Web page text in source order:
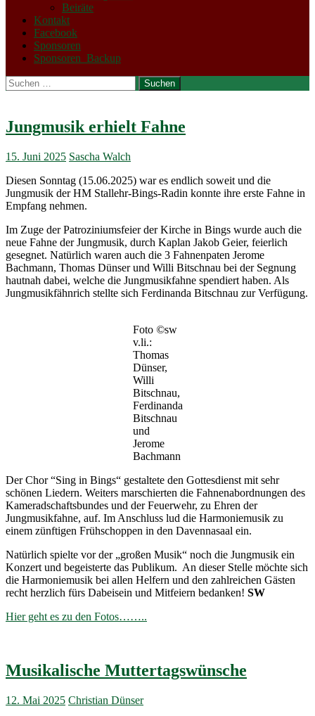
Beiräte
Kontakt
Facebook
Sponsoren
Sponsoren_Backup
Suchen
nach:
Jungmusik erhielt Fahne
15. Juni 2025 Sascha Walch
Diesen Sonntag (15.06.2025) war es endlich soweit und die
Jungmusik der HM Stallehr-Bings-Radin konnte ihre erste Fahne in
Empfang nehmen.
Im Zuge der Patroziniumsfeier der Kirche in Bings wurde auch die
neue Fahne der Jungmusik, durch Kaplan Jakob Geier, feierlich
gesegnet. Natürlich waren auch die 3 Fahnenpaten Jerome
Bachmann, Thomas Dünser und Willi Bitschnau bei der Segnung
hautnah dabei, welche die Jungmusikfahne spendiert haben. Als
Jungmusikfähnrich stellte sich Ferdinanda Bitschnau zur Verfügung.
Foto ©sw
v.li.:
Thomas
Dünser,
Willi
Bitschnau,
Ferdinanda
Bitschnau
und
Jerome
Bachmann
Der Chor “Sing in Bings“ gestaltete den Gottesdienst mit sehr
schönen Liedern. Weiters marschierten die Fahnenabordnungen des
Kameradschaftsbundes und der Feuerwehr, zu Ehren der
Jungmusikfahne, auf. Im Anschluss lud die Harmoniemusik zu
einem zünftigen Frühschoppen in den Davennasaal ein.
Natürlich spielte vor der „großen Musik“ noch die Jungmusik ein
Konzert und begeisterte das Publikum. An dieser Stelle möchte sich
die Harmoniemusik bei allen Helfern und den zahlreichen Gästen
recht herzlich fürs Dabeisein und Mitfeiern bedanken! SW
Hier geht es zu den Fotos……..
Musikalische Muttertagswünsche
12. Mai 2025 Christian Dünser